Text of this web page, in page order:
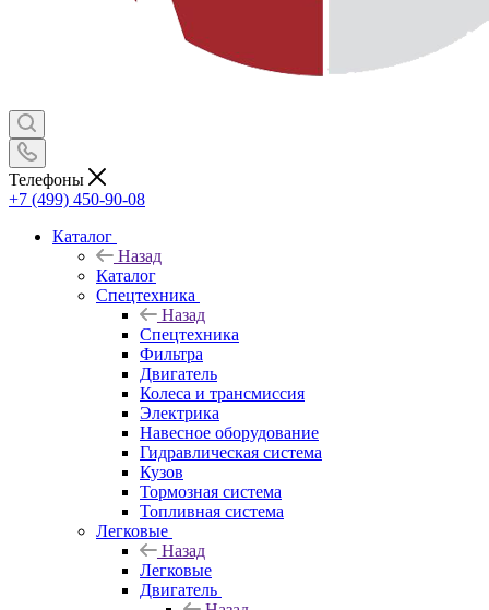
Телефоны
+7 (499) 450-90-08
Каталог
Назад
Каталог
Спецтехника
Назад
Спецтехника
Фильтра
Двигатель
Колеса и трансмиссия
Электрика
Навесное оборудование
Гидравлическая система
Кузов
Тормозная система
Топливная система
Легковые
Назад
Легковые
Двигатель